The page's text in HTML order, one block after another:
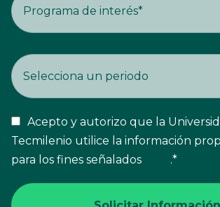
Acepto y autorizo que la
Tecmilenio utilice la información
para los fines señalados
.*